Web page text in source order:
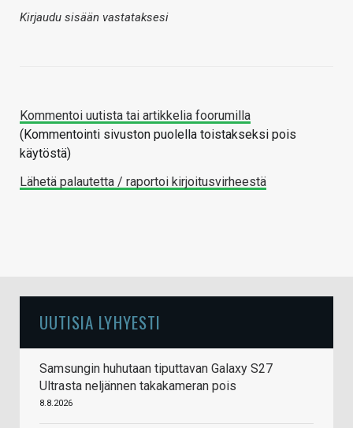
Kirjaudu sisään vastataksesi
Kommentoi uutista tai artikkelia foorumilla
(Kommentointi sivuston puolella toistakseksi pois
käytöstä)
Lähetä palautetta / raportoi kirjoitusvirheestä
UUTISIA LYHYESTI
Samsungin huhutaan tiputtavan Galaxy S27
Ultrasta neljännen takakameran pois
8.8.2026